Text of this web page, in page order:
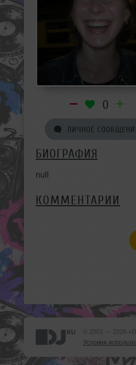
0
ЛИЧНОЕ
БИОГРАФИЯ
null
КОММЕНТАРИИ
© 2001 — 2026
Условия